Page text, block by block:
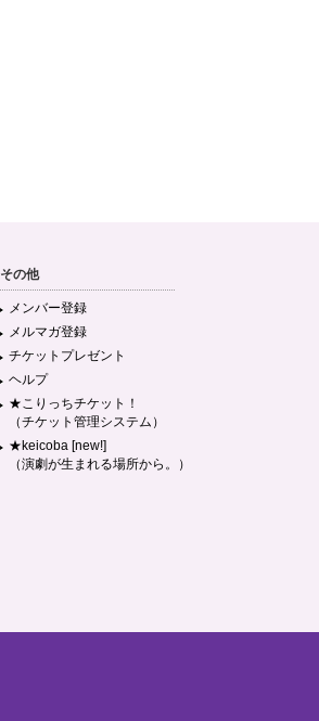
その他
メンバー登録
メルマガ登録
チケットプレゼント
ヘルプ
★こりっちチケット！
（チケット管理システム）
★keicoba [new!]
（演劇が生まれる場所から。）